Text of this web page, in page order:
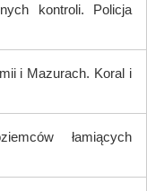
kontroli. Policja
i Mazurach. Koral i
łamiących